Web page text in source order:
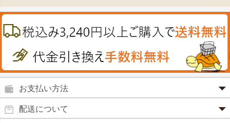
肌・皮膚のお薬
絆創膏
殺菌消毒液
鼻炎薬
肝油
鉄
ノコギリヤシ
グルコサミン
田七人参
イチョウ葉
うどん・そば
喜多方ラーメン
カレー・シチュー
お支払い方法
クレジットカード(1 回払いのみ)
SSL 認証で暗号化処理していますので、 安心して
配送について